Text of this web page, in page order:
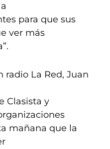
para que sus
ver más
radio La Red, Juan
Clasista y
mañana que la